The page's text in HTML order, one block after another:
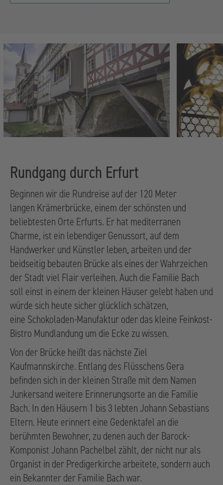
Rundgang durch Erfurt
Beginnen wir die Rundreise auf der 120 Meter
langen Krämerbrücke, einem der schönsten und
beliebtesten Orte Erfurts. Er hat mediterranen
Charme, ist ein lebendiger Genussort, auf dem
Handwerker und Künstler leben, arbeiten und der
beidseitig bebauten Brücke als eines der Wahrzeichen
der Stadt viel Flair verleihen. Auch die Familie Bach
soll einst in einem der kleinen Häuser gelebt haben und
würde sich heute sicher glücklich schätzen,
eine Schokoladen-Manufaktur oder das kleine Feinkost-
Bistro Mundlandung um die Ecke zu wissen.
Von der Brücke heißt das nächste Ziel
Kaufmannskirche. Entlang des Flüsschens Gera
befinden sich in der kleinen Straße mit dem Namen
Junkersand weitere Erinnerungsorte an die Familie
Bach. In den Häusern 1 bis 3 lebten Johann Sebastians
Eltern. Heute erinnert eine Gedenktafel an die
berühmten Bewohner, zu denen auch der Barock-
Komponist Johann Pachelbel zählt, der nicht nur als
Organist in der Predigerkirche arbeitete, sondern auch
ein Bekannter der Familie Bach war.